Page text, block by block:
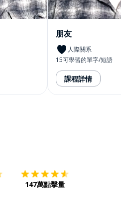
朋友
人際關系
15可學習的單字/短語
課程詳情
147萬點擊量